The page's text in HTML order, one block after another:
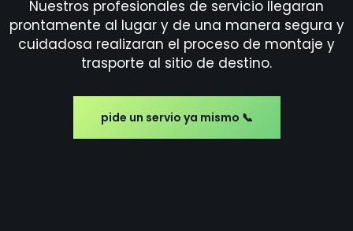
Nuestros profesionales de servicio llegaran
prontamente al lugar y de una manera segura y
cuidadosa realizaran el proceso de montaje y
trasporte al sitio de destino.
pide un servio ya mismo 📞